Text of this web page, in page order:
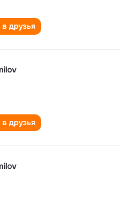
друзья
друзья